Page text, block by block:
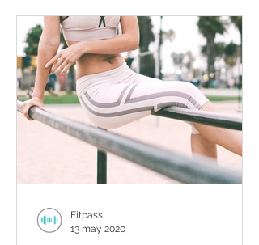
Fitpass
13 may 2020